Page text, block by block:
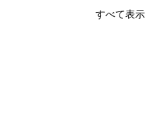
すべて表示